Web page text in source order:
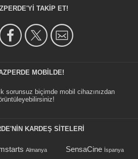
TAKIP ET!
MOBILDE!
sorunsuz biçimde mobil cihazınızdan
KARDEŞ SİTELERİ
Almanya SensaCine İspanya